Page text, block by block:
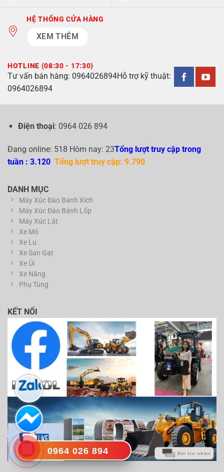
HỆ THỐNG CỬA HÀNG
XEM THÊM
HOTLINE (08:30 - 17:30)
Tư vấn bán hàng: 0964026894Hỗ trợ kỹ thuật:
0964026894
Điện thoại: 0964 026 894
Đang online: 518 Hôm nay: 23Tổng lượt truy cập trong
tuần : 3.120 Tổng lượt truy cập: 9.790
DANH MỤC
Máy Xúc Đào Bánh Xích
Máy Xúc Đào Bánh Lốp
Máy Xúc Lật
Xe Mỏ
Xe Lu
Xe San Gạt
Xe Ủi
Xe Nâng
Phụ Tùng
KẾT NỐI
0964 026 894